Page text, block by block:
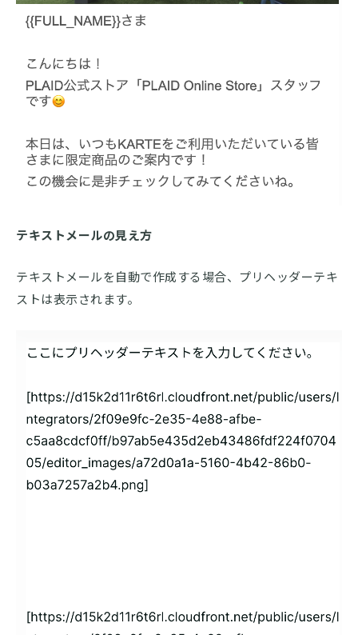
テキストメールの見え方
テキストメールを自動で作成する場合、プリヘッダーテキ
ストは表示されます。